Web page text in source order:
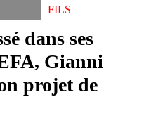
FILS
dans ses
Gianni
projet de